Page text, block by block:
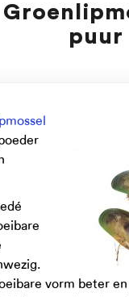
puur
vorm beter